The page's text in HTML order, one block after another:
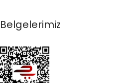
Belgelerimiz